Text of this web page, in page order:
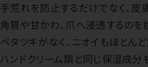
手荒れを防止するだけでなく、皮
角質や甘かわ、爪へ浸透するのを
ベタツキがなく、ニオイもほとんど
ハンドクリーム類と同じ保湿成分